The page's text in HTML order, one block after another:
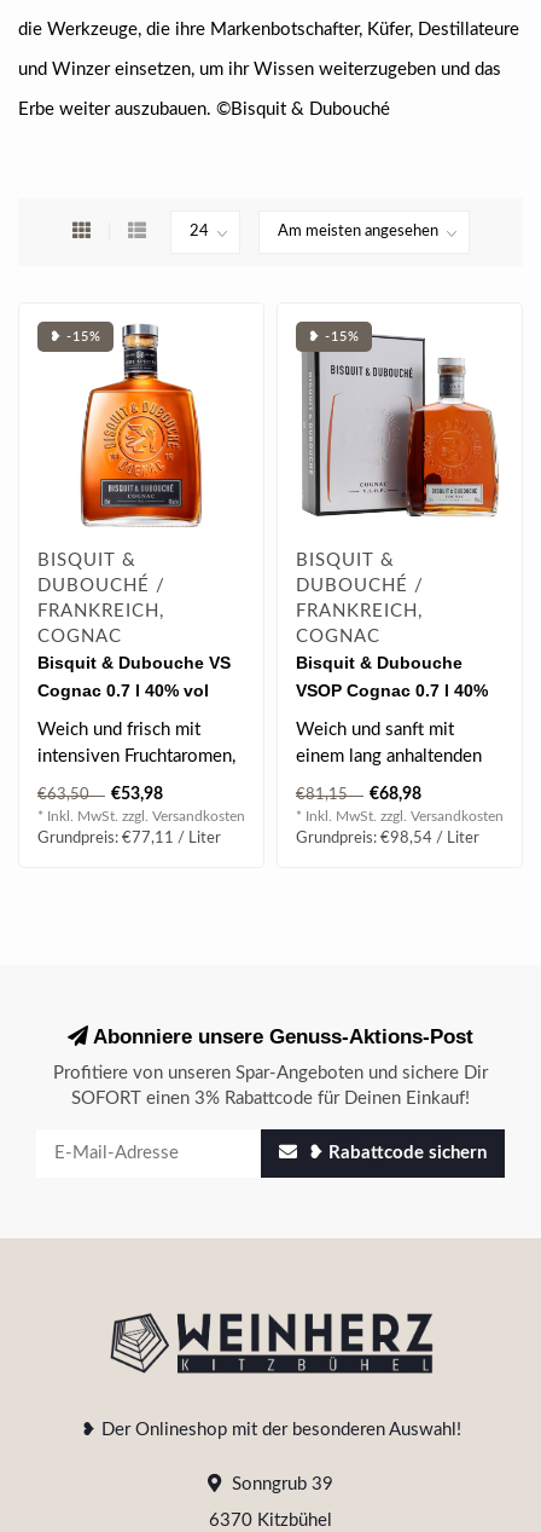
die Werkzeuge, die ihre Markenbotschafter, Küfer, Destillateure
und Winzer einsetzen, um ihr Wissen weiterzugeben und das
Erbe weiter auszubauen. ©Bisquit & Dubouché
❥ -15%
BISQUIT &
DUBOUCHÉ /
FRANKREICH,
COGNAC
Bisquit & Dubouche VS
Cognac 0.7 l 40% vol
Weich und frisch mit
intensiven Fruchtaromen,
angereichert mit üppigen
Noten vo..
€63,50 €53,98
* Inkl. MwSt. zzgl. Versandkosten
Grundpreis: €77,11 / Liter
❥ -15%
BISQUIT &
DUBOUCHÉ /
FRANKREICH,
COGNAC
Bisquit & Dubouche
VSOP Cognac 0.7 l 40%
vol
Weich und sanft mit
einem lang anhaltenden
Abgang, der von Noten
von Geißblatt,..
€81,15 €68,98
* Inkl. MwSt. zzgl. Versandkosten
Grundpreis: €98,54 / Liter
Abonniere unsere Genuss-Aktions-Post
Profitiere von unseren Spar-Angeboten und sichere Dir
SOFORT einen 3% Rabattcode für Deinen Einkauf!
❥ Rabattcode sichern
❥ Der Onlineshop mit der besonderen Auswahl!
Sonngrub 39
6370 Kitzbühel